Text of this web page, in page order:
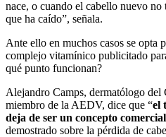
nace, o cuando el cabello nuevo
que ha caído”, señala.
Ante ello en muchos casos se opta
complejo vitamínico publicitado
qué punto funcionan?
Alejandro Camps, dermatólogo
miembro de la AEDV, dice que “el
deja de ser un concepto comercial
demostrado sobre la pérdida de